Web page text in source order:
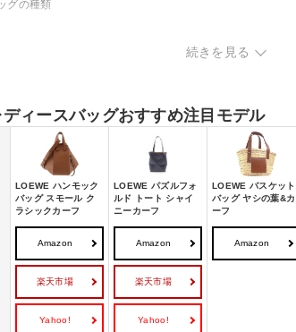
グの種類
すめバッグ｜ショルダー
すめバッグ｜クロスボディ
すめバッグ｜その他
続きを見る
ディースバッグおすすめ注目モデル
LOEWE ハンモック
バッグ スモール ク
ラシックカーフ
LOEWE パズルフォ
ルド トート シャイ
ニーカーフ
LOEWE バスケット
バッグ ヤシの葉&カ
ーフ
Amazon
楽天市場
Yahoo!
Amazon
楽天市場
Yahoo!
Amazon